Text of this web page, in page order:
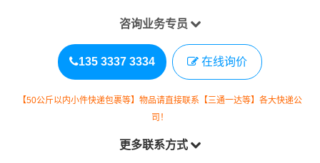
咨询业务专员
135 3337 3334 在线询价
【50公斤以内小件快递包裹等】物品请直接联系【三通一达等】各大快递公
司！
更多联系方式